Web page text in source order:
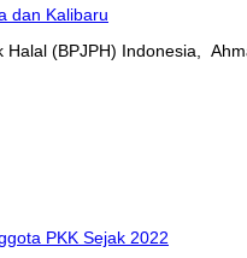
(BPJPH) Indonesia,